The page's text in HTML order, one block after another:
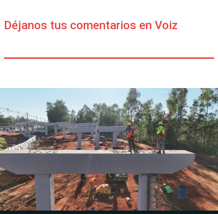
Déjanos tus comentarios en Voiz